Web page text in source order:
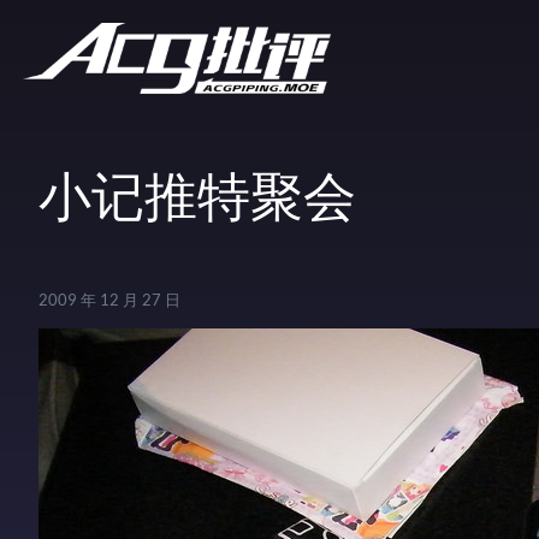
小记推特聚会
2009 年 12 月 27 日